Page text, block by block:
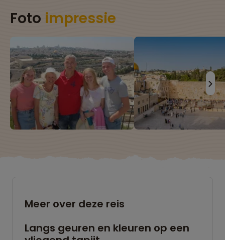
Foto impressie
Meer over deze reis
Langs geuren en kleuren op een